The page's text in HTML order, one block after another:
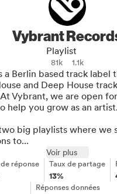
Vybrant
Playlist
81k 1.1k
a Berlin based track label
and Deep House
Vybrant, we are open
help you grow as an artist.
big playlists where we
to...
Voir plus
réponse Taux de partage
13%
Réponses données